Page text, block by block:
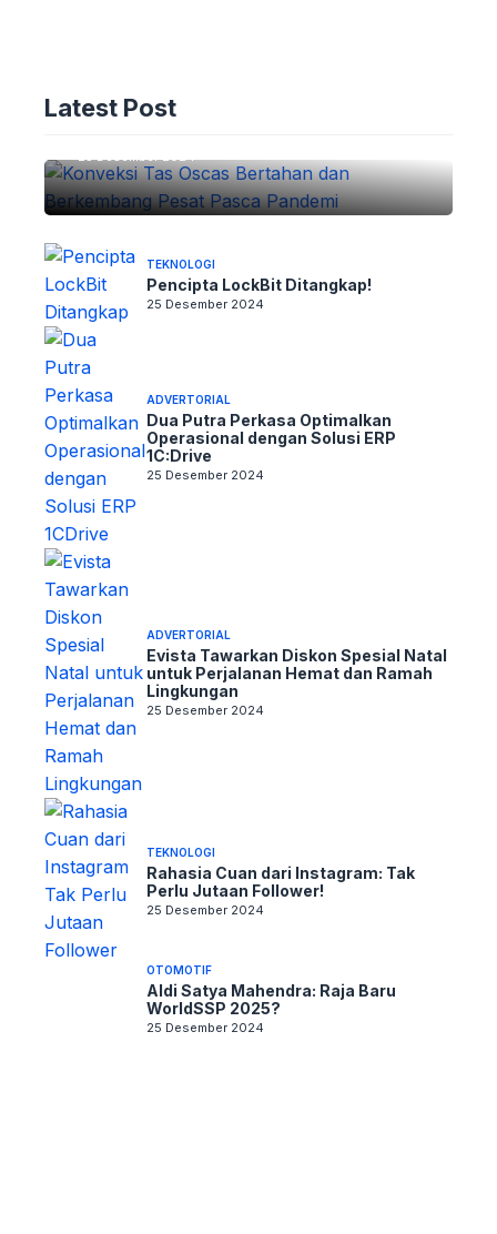
Latest Post
Konveksi Tas Oscas: Bertahan dan
Berkembang Pesat Pasca Pandemi
25 Desember 2024
TEKNOLOGI
Pencipta LockBit Ditangkap!
25 Desember 2024
ADVERTORIAL
Dua Putra Perkasa Optimalkan
Operasional dengan Solusi ERP
1C:Drive
25 Desember 2024
ADVERTORIAL
Evista Tawarkan Diskon Spesial Natal
untuk Perjalanan Hemat dan Ramah
Lingkungan
25 Desember 2024
TEKNOLOGI
Rahasia Cuan dari Instagram: Tak
Perlu Jutaan Follower!
25 Desember 2024
OTOMOTIF
Aldi Satya Mahendra: Raja Baru
WorldSSP 2025?
25 Desember 2024